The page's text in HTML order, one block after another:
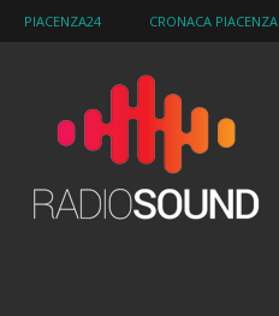
PIACENZA24 CRONACA PIACENZA